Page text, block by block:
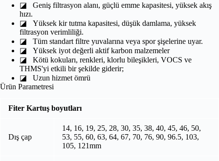
◪ Geniş filtrasyon alanı, güçlü emme kapasitesi, yüksek akış
hızı.
◪ Yüksek kir tutma kapasitesi, düşük damlama, yüksek
filtrasyon verimliliği.
◪ Tüm standart filtre yuvalarına veya spor şişelerine uyar.
◪ Yüksek iyot değerli aktif karbon malzemeler
◪ Kötü kokuları, renkleri, klorlu bileşikleri, VOCS ve
THMS'yi etkili bir şekilde giderir;
◪ Uzun hizmet ömrü
Ürün Parametresi
Fiter Kartuş boyutları
Dış çap
14, 16, 19, 25, 28, 30, 35, 38, 40, 45, 46, 50,
53, 55, 60, 63, 64, 67, 70, 76, 90, 96.5, 103,
105, 121mm